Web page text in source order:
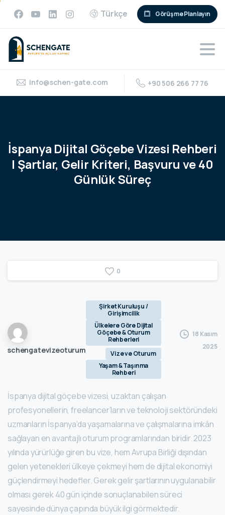
Türkçe Görüşme Planlayın
info@schen-gate.com +90 506 266 77 76
İspanya Dijital GöçebeVizesi Rehberi
| Şartlar, Gelir Kriteri, Başvuru ve40
GünlükSüreç
0
schengatevizeoturum
Şirket Kuruluşu /
Girişimcilik
Ülkelere Göre Dijital
Göçebe & Oturum
Rehberleri
Vize ve Oturum
Yaşam & Taşınma
Rehberi
18 Kasım
2025
İspanya dijital göçebe vizesi, uzaktan çalışan
profesyonellerin, freelancer’ların ve teknoloji sektöründeki
uzmanların İspanya’da yaşamalarına ve çalışmalarına imkân
sağlayan en avantajlı oturum programlarından biridir. 2023
yılında yürürlüğe giren bu vize, hem Avrupa Birliği dışından
gelen yetenekleri ülkeye çekmeyi hem de dijital ekonomiyi
güçlendirmeyi hedefler. Gerek gelir şartlarının uygulanabilir
olması gerek 40 gün içinde sonuçlanabilen süreci
sayesinde dünya çapında büyük ilgi görmektedir.